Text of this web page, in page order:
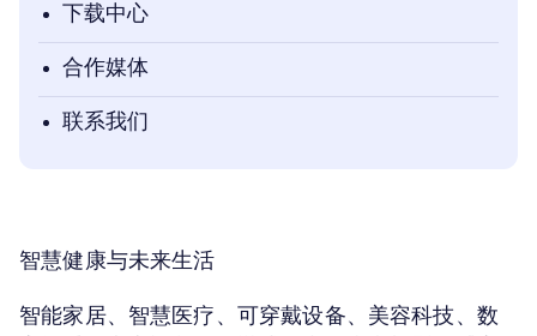
下载中心
合作媒体
联系我们
智慧健康与未来生活
智能家居、智慧医疗、可穿戴设备、美容科技、数